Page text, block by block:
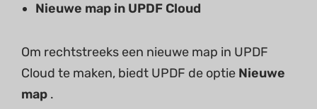
Nieuwe map in UPDF Cloud
Om rechtstreeks een nieuwe map in UPDF
Cloud te maken, biedt UPDF de optie Nieuwe
map .